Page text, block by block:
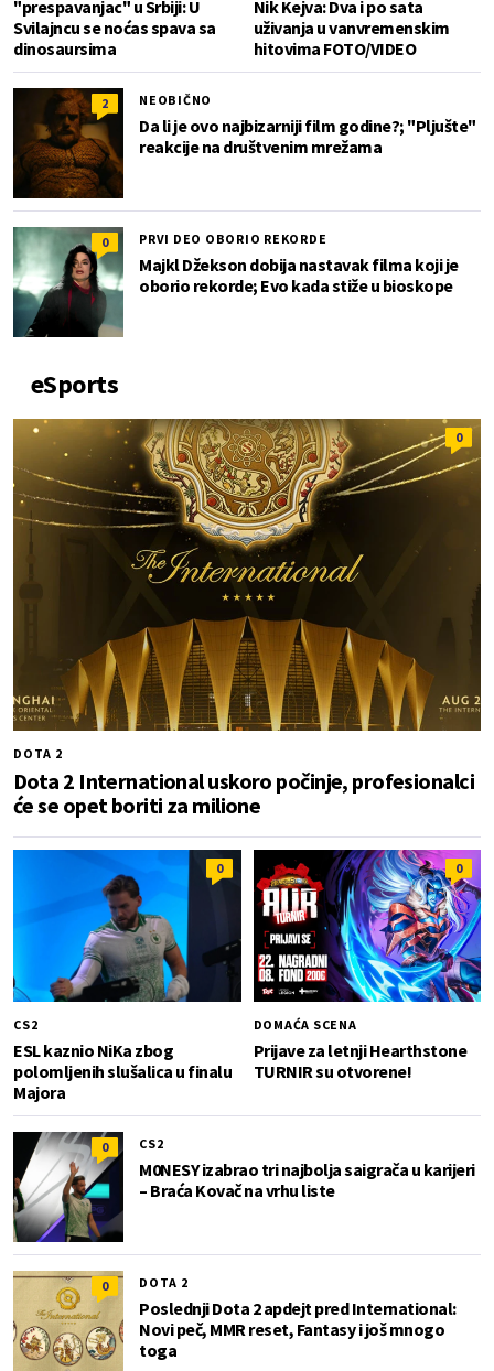
"prespavanjac" u Srbiji: U
Svilajncu se noćas spava sa
dinosaursima
Nik Kejva: Dva i po sata
uživanja u vanvremenskim
hitovima FOTO/VIDEO
2 NEOBIČNO
Da li je ovo najbizarniji film godine?; "Pljušte"
reakcije na društvenim mrežama
0 PRVI DEO OBORIO REKORDE
Majkl Džekson dobija nastavak filma koji je
oborio rekorde; Evo kada stiže u bioskope
eSports
0
DOTA 2
Dota 2 International uskoro počinje, profesionalci
će se opet boriti za milione
0
CS2
ESL kaznio NiKa zbog
polomljenih slušalica u finalu
Majora
0
DOMAĆA SCENA
Prijave za letnji Hearthstone
TURNIR su otvorene!
0 CS2
M0NESY izabrao tri najbolja saigrača u karijeri
– Braća Kovač na vrhu liste
0 DOTA 2
Poslednji Dota 2 apdejt pred International:
Novi peč, MMR reset, Fantasy i još mnogo
toga